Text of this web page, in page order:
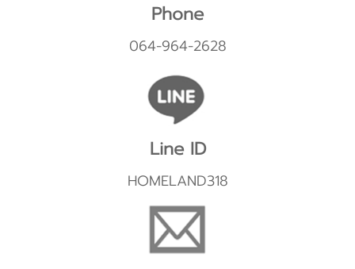
Phone
064-964-2628
Line ID
HOMELAND318